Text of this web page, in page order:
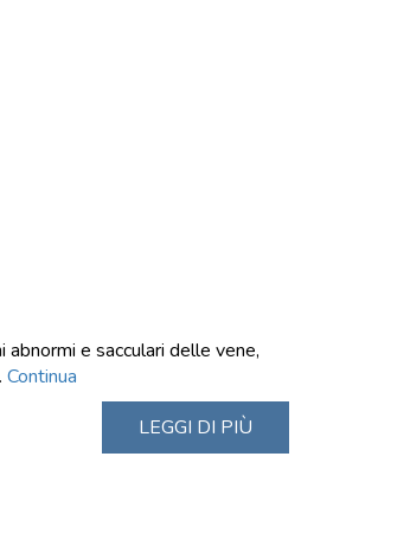
abnormi e sacculari delle vene,
Continua
LEGGI DI PIÙ